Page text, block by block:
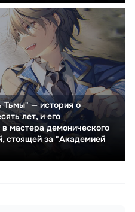
Тьмы" — история о
лет, и его
мастера демонического
стоящей за "Академией